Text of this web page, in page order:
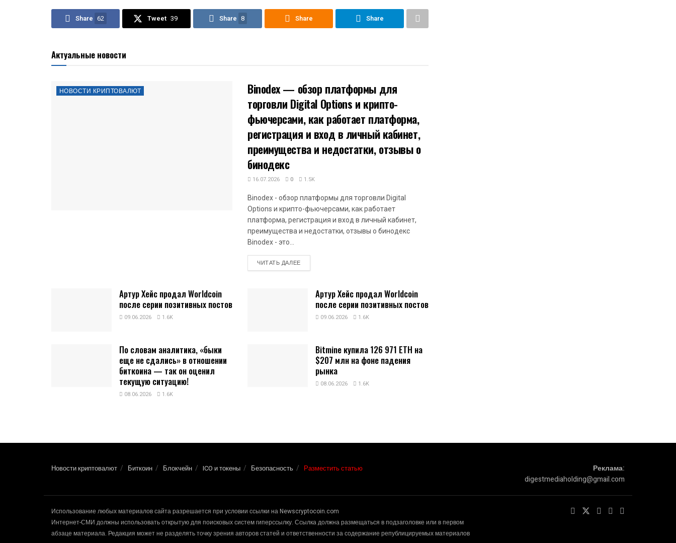
Share 62 Tweet 39 Share 8 Share Share
Актуальные новости
НОВОСТИ КРИПТОВАЛЮТ
Binodex — обзор платформы для
торговли Digital Options и крипто-
фьючерсами, как работает платформа,
регистрация и вход в личный кабинет,
преимущества и недостатки, отзывы о
бинодекс
16.07.2026 0 1.5K
Binodex - обзор платформы для торговли Digital
Options и крипто-фьючерсами, как работает
платформа, регистрация и вход в личный кабинет,
преимущества и недостатки, отзывы о бинодекс
Binodex - это...
ЧИТАТЬ ДАЛЕЕDETAILS
Артур Хейс продал Worldcoin
после серии позитивных постов
09.06.2026 1.6K
Артур Хейс продал Worldcoin
после серии позитивных постов
09.06.2026 1.6K
По словам аналитика, «быки
еще не сдались» в отношении
биткоина — так он оценил
текущую ситуацию!
08.06.2026 1.6K
Bitmine купила 126 971 ETH на
$207 млн на фоне падения
рынка
08.06.2026 1.6K
Новости криптовалют Биткоин Блокчейн ICO и токены Безопасность Разместить статью
Реклама:
digestmediaholding@gmail.com
Использование любых материалов сайта разрешается при условии ссылки на Newscryptocoin.com
Интернет-СМИ должны использовать открытую для поисковых систем гиперссылку. Ссылка должна размещаться в подзаголовке или в первом
абзаце материала. Редакция может не разделять точку зрения авторов статей и ответственности за содержание републицируемых материалов